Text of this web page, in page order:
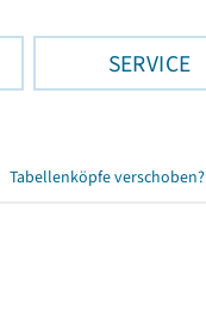
SERVICE
Tabellenköpfe verschoben?